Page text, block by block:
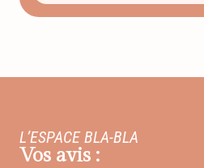
L’ESPACE BLA-BLA
Vos avis :